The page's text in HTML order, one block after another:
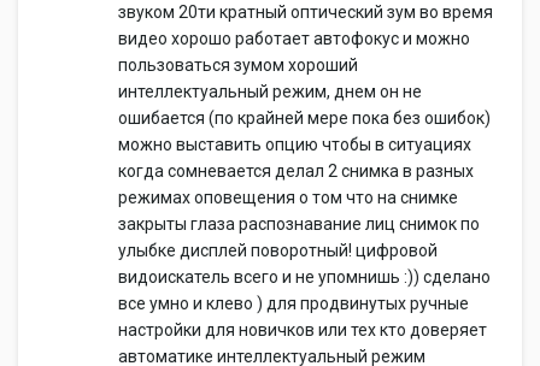
звуком 20ти кратный оптический зум во время
видео хорошо работает автофокус и можно
пользоваться зумом хороший
интеллектуальный режим, днем он не
ошибается (по крайней мере пока без ошибок)
можно выставить опцию чтобы в ситуациях
когда сомневается делал 2 снимка в разных
режимах оповещения о том что на снимке
закрыты глаза распознавание лиц снимок по
улыбке дисплей поворотный! цифровой
видоискатель всего и не упомнишь :)) сделано
все умно и клево ) для продвинутых ручные
настройки для новичков или тех кто доверяет
автоматике интеллектуальный режим